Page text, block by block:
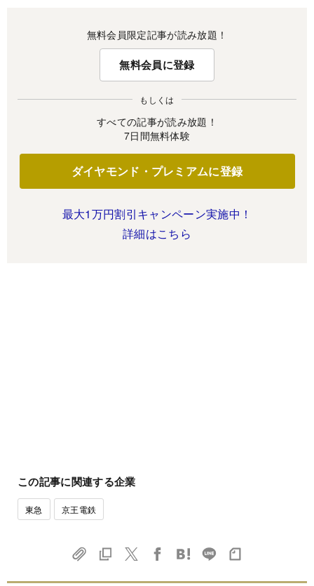
無料会員限定記事が読み放題！
無料会員に登録
もしくは
すべての記事が読み放題！
7日間無料体験
ダイヤモンド・プレミアムに登録
最大1万円割引キャンペーン実施中！
詳細はこちら
この記事に関連する企業
東急 京王電鉄